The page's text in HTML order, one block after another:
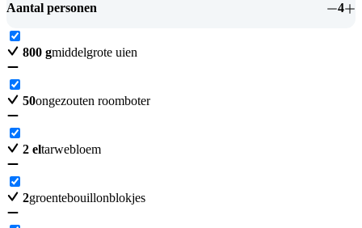
Aantal personen 4
800 gmiddelgrote uien
50ongezouten roomboter
2 eltarwebloem
2groentebouillonblokjes